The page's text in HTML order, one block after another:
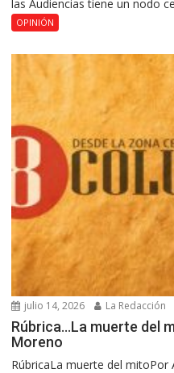
las Audiencias tiene un nodo
OPINIÓN
julio 14, 2026 La Redacción
Rúbrica…La muerte del
Moreno
RúbricaLa muerte del